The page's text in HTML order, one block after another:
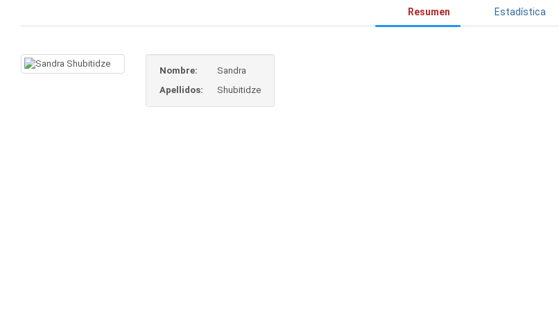
Resumen Estadística
Nombre:
Sandra
Apellidos:
Shubitidze